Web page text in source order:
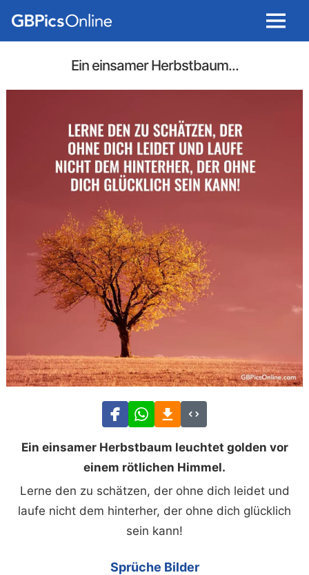
Menu
Ein einsamer Herbstbaum...
Ein einsamer Herbstbaum leuchtet golden vor
einem rötlichen Himmel.
Lerne den zu schätzen, der ohne dich leidet und
laufe nicht dem hinterher, der ohne dich glücklich
sein kann!
Sprüche Bilder